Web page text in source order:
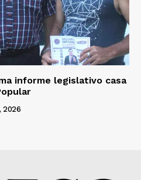
informe legislativo casa
2026